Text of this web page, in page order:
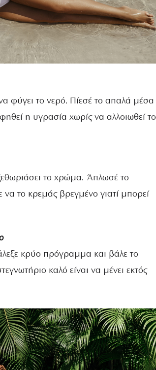
φύγει το νερό. Πίεσέ το απαλά μέσα
η υγρασία χωρίς να αλλοιωθεί το
το χρώμα. Άπλωσέ το
το κρεμάς βρεγμένο γιατί μπορεί
κρύο πρόγραμμα και βάλε το
καλό είναι να μένει εκτός